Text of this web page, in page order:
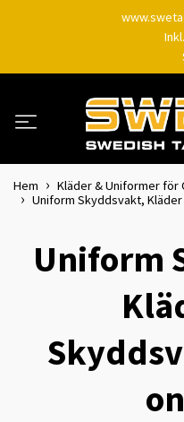
Hem
Kläder & Uniformer för
Uniform Skyddsvakt,
Uniform